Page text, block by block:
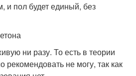
и пол будет единый, без
ни разу. То есть в теории
рекомендовать не могу, так как